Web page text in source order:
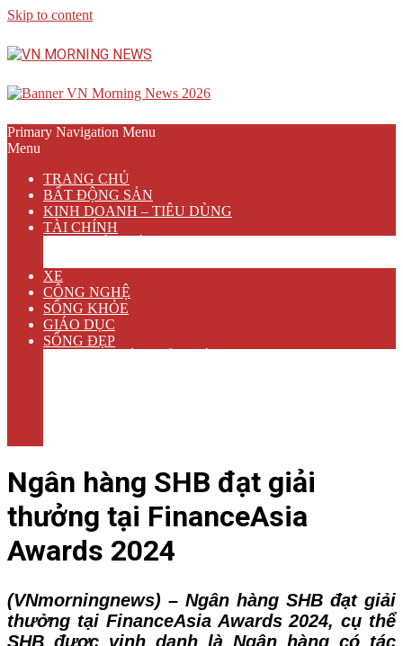
Skip to content
Primary Navigation Menu
Menu
TRANG CHỦ
BẤT ĐỘNG SẢN
KINH DOANH – TIÊU DÙNG
TÀI CHÍNH
XE
CÔNG NGHỆ
SỐNG KHỎE
GIÁO DỤC
SỐNG ĐẸP
Ngân hàng SHB đạt giải
thưởng tại FinanceAsia
Awards 2024
(VNmorningnews) – Ngân hàng SHB đạt giải
thưởng tại FinanceAsia Awards 2024, cụ thể
SHB được vinh danh là Ngân hàng có tác